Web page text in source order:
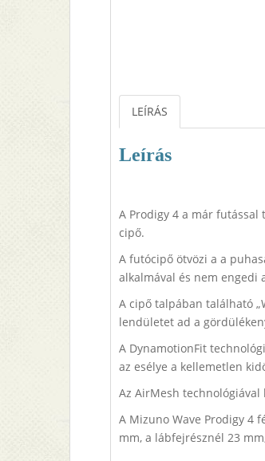
LEÍRÁS
Leírás
A Prodigy 4 a már
cipő.
A futócipő ötvözi a a
alkalmával és nem engedi
A cipő talpában található
lendületet ad a
A DynamotionFit
az esélye a kellemetlen
Az AirMesh
A Mizuno Wave Prodigy 4
mm, a lábfejrésznél 23